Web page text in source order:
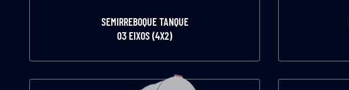
SEMIRREBOQUE TANQUE
03 EIXOS (4X2)